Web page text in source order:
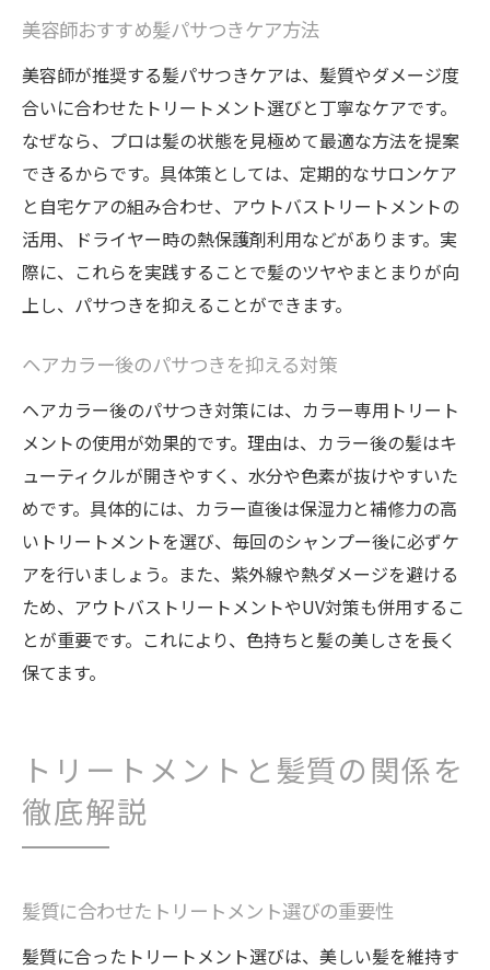
美容師おすすめ髪パサつきケア方法
美容師が推奨する髪パサつきケアは、髪質やダメージ度
合いに合わせたトリートメント選びと丁寧なケアです。
なぜなら、プロは髪の状態を見極めて最適な方法を提案
できるからです。具体策としては、定期的なサロンケア
と自宅ケアの組み合わせ、アウトバストリートメントの
活用、ドライヤー時の熱保護剤利用などがあります。実
際に、これらを実践することで髪のツヤやまとまりが向
上し、パサつきを抑えることができます。
ヘアカラー後のパサつきを抑える対策
ヘアカラー後のパサつき対策には、カラー専用トリート
メントの使用が効果的です。理由は、カラー後の髪はキ
ューティクルが開きやすく、水分や色素が抜けやすいた
めです。具体的には、カラー直後は保湿力と補修力の高
いトリートメントを選び、毎回のシャンプー後に必ずケ
アを行いましょう。また、紫外線や熱ダメージを避ける
ため、アウトバストリートメントやUV対策も併用するこ
とが重要です。これにより、色持ちと髪の美しさを長く
保てます。
トリートメントと髪質の関係を
徹底解説
髪質に合わせたトリートメント選びの重要性
髪質に合ったトリートメント選びは、美しい髪を維持す